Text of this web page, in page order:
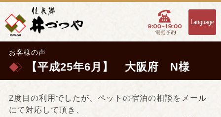
お客様の声
【平成25年6月】 大阪府 N様
2度目の利用でしたが、ペットの宿泊の相談をメール
にて対応して頂き、